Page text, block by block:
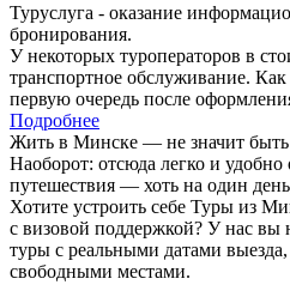
Туруслуга - оказание
бронирования.
У некоторых туроператоров в
транспортное обслуживание. Как
первую очередь после
Подробнее
Жить в Минске — не значит
Наоборот: отсюда легко и удобно
путешествия — хоть на один
Хотите устроить себе Туры из
с визовой поддержкой? У нас вы
туры с реальными датами
свободными местами.